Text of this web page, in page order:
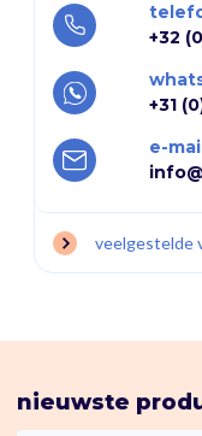
+32
+31
e-mail
veelgestelde
nieuwste